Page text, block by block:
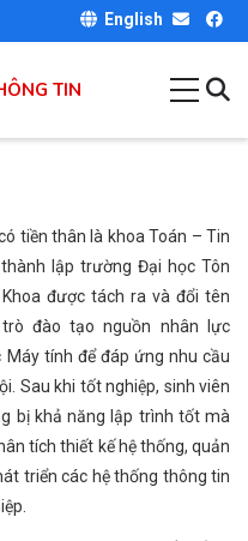
English
TIN
tiền thân là khoa Toán – Tin
lập trường Đại học Tôn
được tách ra và đổi tên
đào tạo nguồn nhân lực
tính để đáp ứng nhu cầu
Sau khi tốt nghiệp, sinh viên
bị khả năng lập trình tốt mà
tích thiết kế hệ thống, quản
triển các hệ thống thông tin